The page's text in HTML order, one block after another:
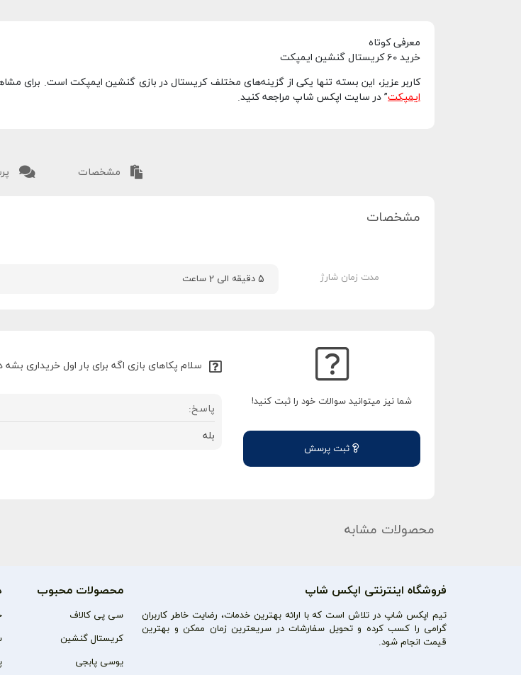
معرفی کوتاه
خرید 60 کریستال گنشین ایمپکت
کاربر عزیز، این بسته تنها یکی از گزینه‌های مختلف کریستال در بازی گنشین ایمپکت است. برای
ایمپکت” در سایت اپکس شاپ مراجعه کنید.
مشخصات
مشخصات
مدت زمان شارژ 5 دقیقه الی 2 ساعت
شما نیز میتوانید سوالات خود را ثبت کنید!
سلام پکاهای بازی اگه برای بار اول خریداری
پاسخ:
بله
محصولات مشابه
فروشگاه اینترنتی اپکس شاپ
تیم اپکس شاپ در تلاش است که با ارائه بهترین خدمات، رضایت خاطر کاربران
گرامی را کسب کرده و تحویل سفارشات در سریعترین زمان ممکن و بهترین
قیمت انجام شود.
محصولات محبوب
سی پی کالاف
کریستال گنشین
یوسی پابجی